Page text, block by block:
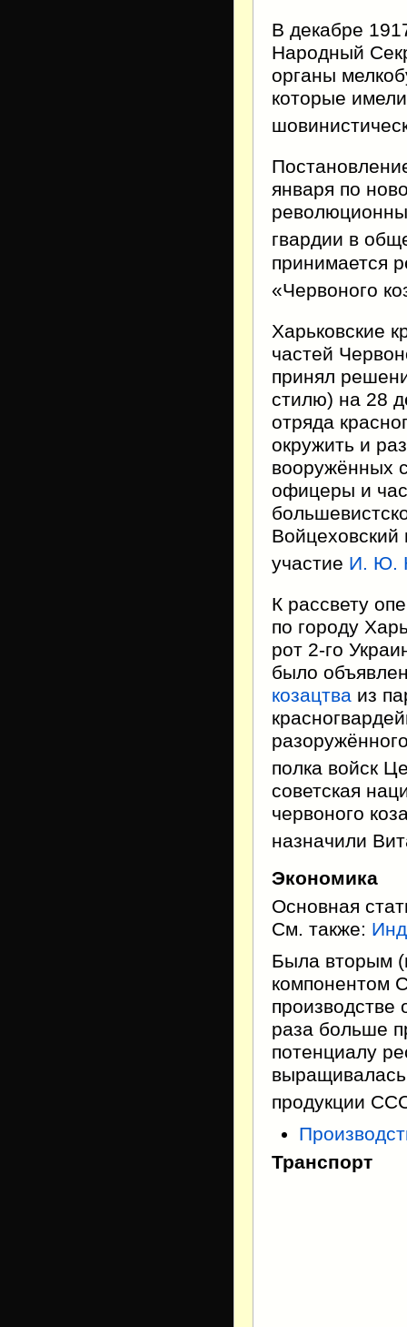
В декабре
Народный
органы
которые
января по
гвардии в
принимается
«Червоного
Харьковские
частей
принял
стилю) на 28
отряда
окружить и
вооружённых
офицеры и
участие И. Ю.
К рассвету
по городу
рот 2-го
было
козацтва из
полка войск
советская
червоного
назначили
Экономика
Основная
См. также:
Была вторым
компонентом
производстве
раза больше
потенциалу
выращивалась
продукции
Транспорт